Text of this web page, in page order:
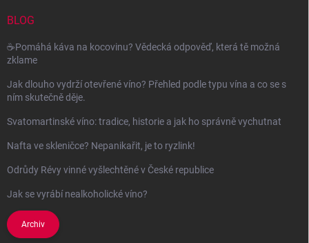
BLOG
☕Pomáhá káva na kocovinu? Vědecká odpověď, která tě možná
zklame
Jak dlouho vydrží otevřené víno? Přehled podle typu vína a co se s
ním skutečně děje.
Svatomartinské víno: tradice, historie a jak ho správně vychutnat
Nafta ve skleničce? Nepanikařit, je to ryzlink!
Odrůdy Révy vinné vyšlechtěné v České republice
Jak se vyrábí nealkoholické víno?
Archiv